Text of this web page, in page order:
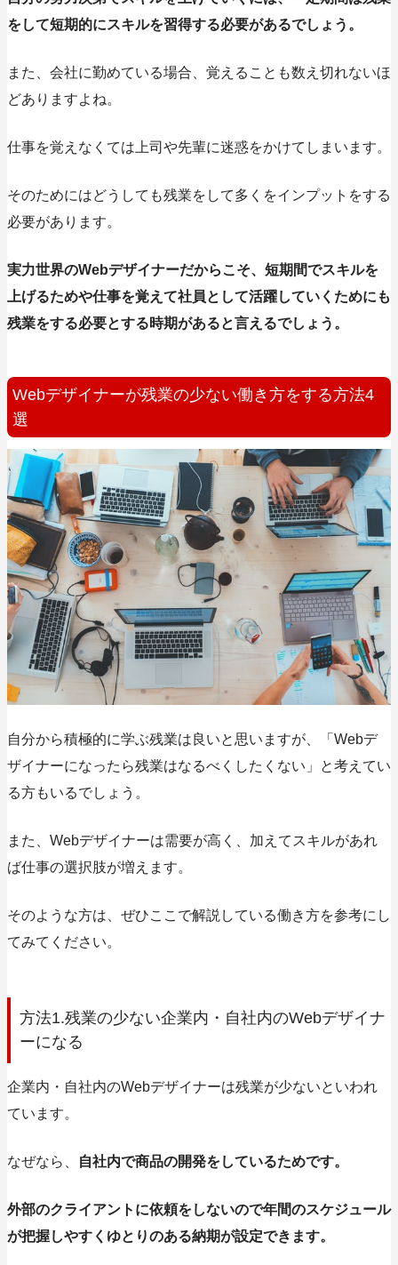
をして短期的にスキルを習得する必要があるでしょう。
また、会社に勤めている場合、覚えることも数え切れないほ
どありますよね。
仕事を覚えなくては上司や先輩に迷惑をかけてしまいます。
そのためにはどうしても残業をして多くをインプットをする
必要があります。
実力世界のWebデザイナーだからこそ、短期間でスキルを
上げるためや仕事を覚えて社員として活躍していくためにも
残業をする必要とする時期があると言えるでしょう。
Webデザイナーが残業の少ない働き方をする方法4
選
自分から積極的に学ぶ残業は良いと思いますが、「Webデ
ザイナーになったら残業はなるべくしたくない」と考えてい
る方もいるでしょう。
また、Webデザイナーは需要が高く、加えてスキルがあれ
ば仕事の選択肢が増えます。
そのような方は、ぜひここで解説している働き方を参考にし
てみてください。
方法1.残業の少ない企業内・自社内のWebデザイナ
ーになる
企業内・自社内のWebデザイナーは残業が少ないといわれ
ています。
なぜなら、 自社内で商品の開発をしているためです。
外部のクライアントに依頼をしないので年間のスケジュール
が把握しやすくゆとりのある納期が設定できます。